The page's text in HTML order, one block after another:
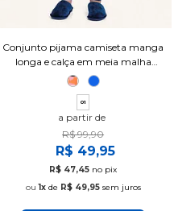
Conjunto pijama camiseta manga
longa e calça em meia malha
monster
01
a partir de
R$ 99,90
R$ 49,95
R$ 47,45 no pix
1xde R$ 49,95sem juros